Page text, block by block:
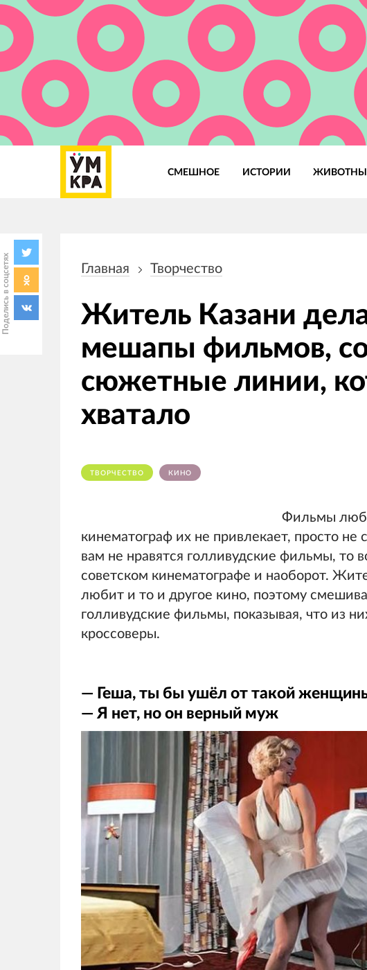
СМЕШНОЕ ИСТОРИИ
Поделись в соцсетях навигации
Главная Творчество
Житель Казани
мешапы фильмов,
сюжетные линии,
хватало
ТВОРЧЕСТВО КИНО
Фильмы
кинематограф их не привлекает, просто
вам не нравятся голливудские фильмы, то
советском кинематографе и наоборот.
любит и то и другое кино, поэтому
голливудские фильмы, показывая, что из
кроссоверы.
— Геша, ты бы ушёл от такой
— Я нет, но он верный муж